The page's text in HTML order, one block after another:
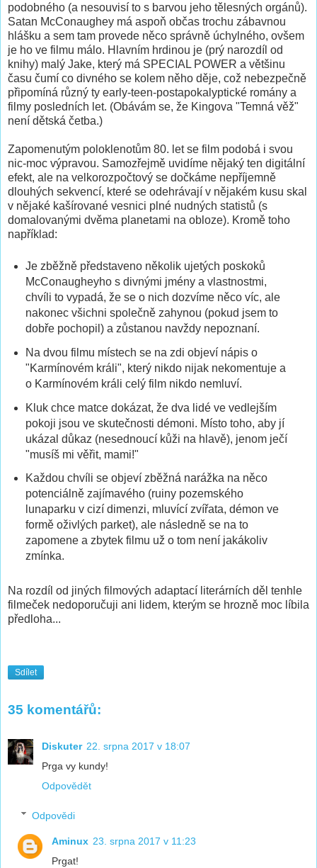
podobného (a nesouvisí to s barvou jeho tělesných orgánů).
Satan McConaughey má aspoň občas trochu zábavnou
hlášku a sem tam provede něco správně úchylného, ovšem
je ho ve filmu málo. Hlavním hrdinou je (prý narozdíl od
knihy) malý Jake, který má SPECIAL POWER a většinu
času čumí co divného se kolem něho děje, což nebezpečně
připomíná různý ty early-teen-postapokalyptické romány a
filmy posledních let. (Obávám se, že Kingova "Temná věž"
není dětská četba.)
Zapomenutým poloklenotům 80. let se film podobá i svou
nic-moc výpravou. Samozřejmě uvidíme nějaký ten digitální
efekt, ale na velkorozpočtový se dočkáme nepříjemně
dlouhých sekvencí, které se odehrávají v nějakém kusu skal
v nějaké kašírované vesnici plné nudných statistů (s
domalovanými dvěma planetami na obloze). Kromě toho
například:
Je zběžně představeno několik ujetých poskoků
McConaugheyho s divnými jmény a vlastnostmi,
chvíli to vypadá, že se o nich dozvíme něco víc, ale
nakonec všichni společně zahynou (pokud jsem to
dobře pochopil) a zůstanou navždy nepoznaní.
Na dvou filmu místech se na zdi objeví nápis o
"Karmínovém králi", který nikdo nijak nekomentuje a
o Karmínovém králi celý film nikdo nemluví.
Kluk chce matce dokázat, že dva lidé ve vedlejším
pokoji jsou ve skutečnosti démoni. Místo toho, aby jí
ukázal důkaz (nesednoucí kůži na hlavě), jenom ječí
"musíš mi věřit, mami!"
Každou chvíli se objeví zběžná narážka na něco
potenciálně zajímavého (ruiny pozemského
lunaparku v cizí dimenzi, mluvící zvířata, démon ve
formě oživlých parket), ale následně se na to
zapomene a zbytek filmu už o tom není jakákoliv
zmínka.
Na rozdíl od jiných filmových adaptací literárních děl tenhle
filmeček nedoporučuji ani lidem, kterým se hrozně moc líbila
předloha...
Sdílet
35 komentářů:
Diskuter 22. srpna 2017 v 18:07
Prga vy kundy!
Odpovědět
Odpovědi
Aminux 23. srpna 2017 v 11:23
Prgat!